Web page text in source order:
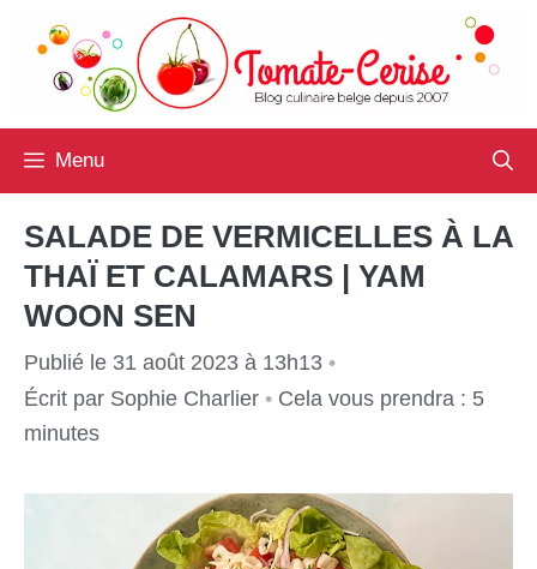
contenu
Menu
SALADE DE VERMICELLES À LA
THAÏ ET CALAMARS | YAM
WOON SEN
Publié le 31 août 2023 à 13h13 •
Écrit par Sophie Charlier • Cela vous prendra : 5
minutes